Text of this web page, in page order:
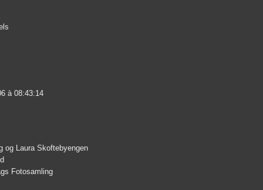
à 08:43:14
og Laura Skoftebyengen
Fotosamling